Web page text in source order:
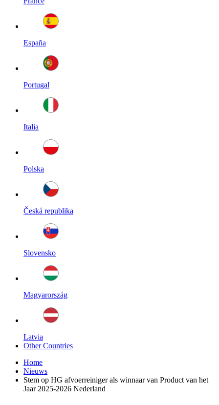
España
Portugal
Italia
Polska
Česká republika
Slovensko
Magyarország
Latvia
Other Countries
Home
Nieuws
Stem op HG afvoerreiniger als winnaar van Product van het
Jaar 2025-2026 Nederland